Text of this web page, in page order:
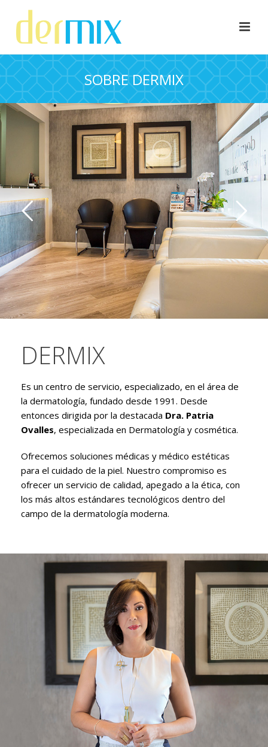
SOBRE DERMIX
DERMIX
Es un centro de servicio, especializado, en el área de
la dermatología, fundado desde 1991. Desde
entonces dirigida por la destacada Dra. Patria
Ovalles, especializada en Dermatología y cosmética.
Ofrecemos soluciones médicas y médico estéticas
para el cuidado de la piel. Nuestro compromiso es
ofrecer un servicio de calidad, apegado a la ética, con
los más altos estándares tecnológicos dentro del
campo de la dermatología moderna.